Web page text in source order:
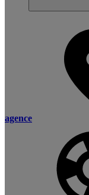
agence